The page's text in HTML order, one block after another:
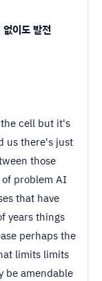
이도 발전
cell but it's
us there's just
those
problem AI
that have
years things
perhaps the
limits limits
be amendable